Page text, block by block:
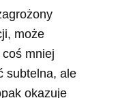
może
mniej
subtelna, ale
okazuje